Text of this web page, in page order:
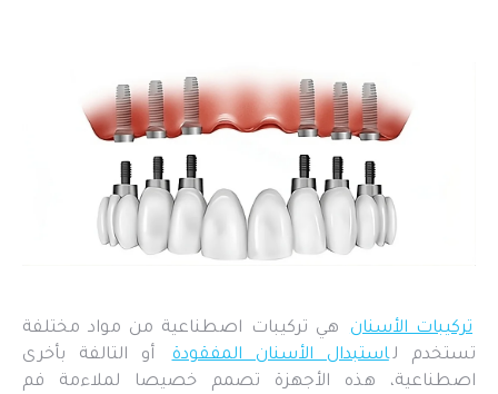
تركيبات الأسنان
هي تركيبات اصطناعية من مواد مختلفة
تستخدم لاستبدال الأسنان المفقودة
أو التالفة بأخرى
اصطناعية، هذه الأجهزة تصمم خصيصا لملاءمة فم